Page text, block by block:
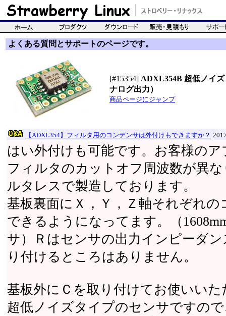
よくある質問とサポートのページです。
[#15354] ADXL354B 超低ノイ
ナログ出力）
商品ページにジャンプ
【ADXL354】フィルタ用のコンデンサは外付けもできますか？
はい外付けも可能です。お客様の
フィルタのカットオフ周波数が異
ルタレスで製造しております。
基板裏面にＸ，Ｙ，Ｚ軸それぞれ
できるようになってます。（
サ）Ｒはセンサの出力インピーダ
り付けるところはありません。
基板外にＣを取り付けてお使いい
超低ノイズタイプのセンサですの